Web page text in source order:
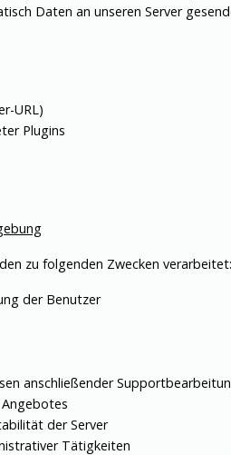
Daten an unseren Server
URL)
Plugins
zu folgenden Zwecken verarbeitet:
der Benutzer
anschließender
der Server
Tätigkeiten